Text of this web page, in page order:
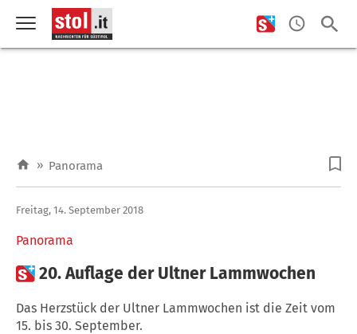
» Panorama
Panorama
Freitag, 14. September 2018
20. Auflage der Ultner Lammwochen
Das Herzstück der Ultner Lammwochen ist die Zeit vom
15. bis 30. September.